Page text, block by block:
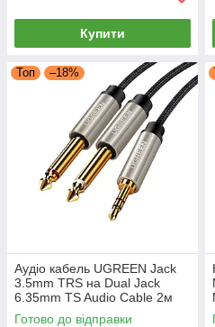
Купити
Топ –18%
Аудіо кабель UGREEN Jack
3.5mm TRS на Dual Jack
6.35mm TS Audio Cable 2м
(сірий) AV126
Готово до відправки